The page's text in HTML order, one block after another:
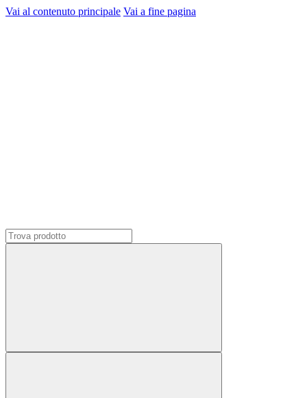
Vai al contenuto principale Vai a fine pagina